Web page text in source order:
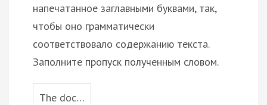
напечатанное заглавными буквами, так,
чтобы оно грамматически
соответствовало содержанию текста.
Заполните пропуск полученным словом.
The doc…